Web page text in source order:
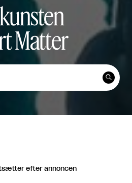
Matter

Yi
efter annoncen